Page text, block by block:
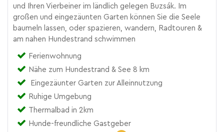
und Ihren Vierbeiner im ländlich gelegen Buzsák. Im
großen und eingezäunten Garten können Sie die Seele
baumeln lassen, oder spazieren, wandern, Radtouren &
am nahen Hundestrand schwimmen
Ferienwohnung
Nähe zum Hundestrand & See 8 km
Eingezäunter Garten zur Alleinnutzung
Ruhige Umgebung
Thermalbad in 2km
Hunde-freundliche Gastgeber